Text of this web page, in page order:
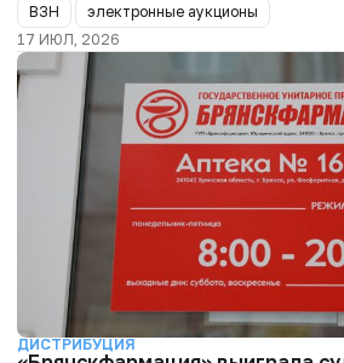
ВЗН
электронные аукционы
17 ИЮЛ, 2026
ДИСТРИБУЦИЯ